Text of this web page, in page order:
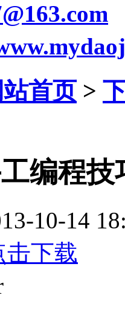
站首页>
编程技
10-14
击下载